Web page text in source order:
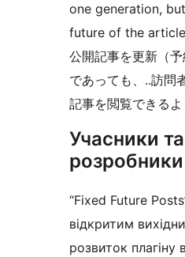
one generation,
future of the
公開記事を更新（
であっても、..訪問
記事を閲覧できる
Учасники та
розробники
“Fixed Future
відкритим
розвиток плагіну